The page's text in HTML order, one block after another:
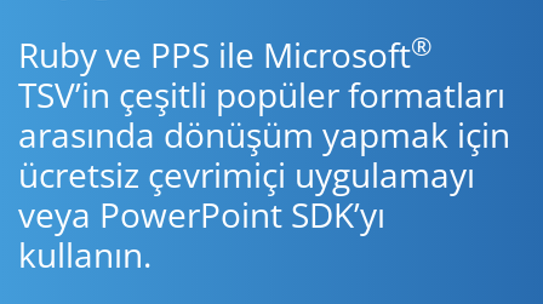
Ruby ve PPS ile Microsoft®
TSV’in çeşitli popüler formatları
arasında dönüşüm yapmak için
ücretsiz çevrimiçi uygulamayı
veya PowerPoint SDK’yı
kullanın.